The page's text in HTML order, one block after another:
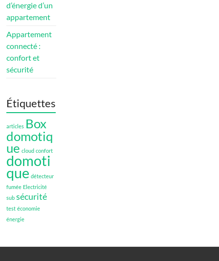
d’énergie d’un
appartement
Appartement
connecté :
confort et
sécurité
Étiquettes
articles Box
domotiq
ue cloud confort
domoti
que détecteur
fumée Electricité
sub sécurité
test économie
énergie